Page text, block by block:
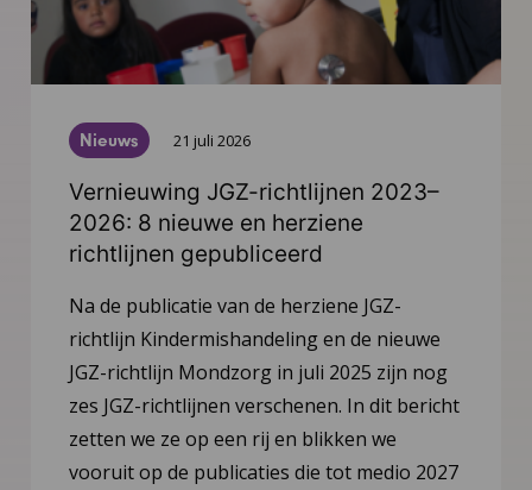
Nieuws 21 juli 2026
Vernieuwing JGZ-richtlijnen 2023–
2026: 8 nieuwe en herziene
richtlijnen gepubliceerd
Na de publicatie van de herziene JGZ-
richtlijn Kindermishandeling en de nieuwe
JGZ-richtlijn Mondzorg in juli 2025 zijn nog
zes JGZ-richtlijnen verschenen. In dit bericht
zetten we ze op een rij en blikken we
vooruit op de publicaties die tot medio 2027